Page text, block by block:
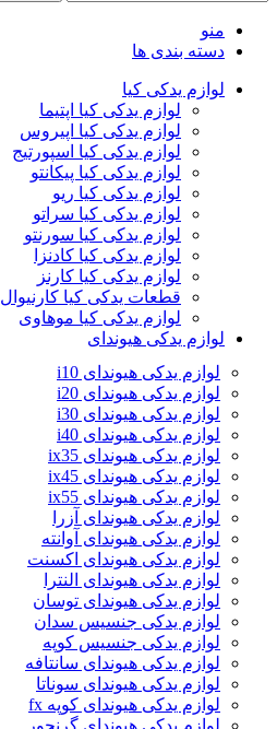
منو
دسته بندی ها
لوازم یدکی کیا
لوازم یدکی کیا اپتیما
لوازم یدکی کیا اپیروس
لوازم یدکی کیا اسپورتیج
لوازم یدکی کیا پیکانتو
لوازم یدکی کیا ریو
لوازم یدکی کیا سراتو
لوازم یدکی کیا سورنتو
لوازم یدکی کیا کادنزا
لوازم یدکی کیا کارنز
قطعات یدکی کیا کارنیوال
لوازم یدکی کیا موهاوی
لوازم یدکی هیوندای
لوازم یدکی هیوندای i10
لوازم یدکی هیوندای i20
لوازم یدکی هیوندای i30
لوازم یدکی هیوندای i40
لوازم یدکی هیوندای ix35
لوازم یدکی هیوندای ix45
لوازم یدکی هیوندای ix55
لوازم یدکی هیوندای آزرا
لوازم یدکی هیوندای آوانته
لوازم یدکی هیوندای اکسنت
لوازم یدکی هیوندای النترا
لوازم یدکی هیوندای توسان
لوازم یدکی جنسیس سدان
لوازم یدکی جنسیس کوپه
لوازم یدکی هیوندای سانتافه
لوازم یدکی هیوندای سوناتا
لوازم یدکی هیوندای کوپه fx
لوازم یدکی هیوندای گرنجور